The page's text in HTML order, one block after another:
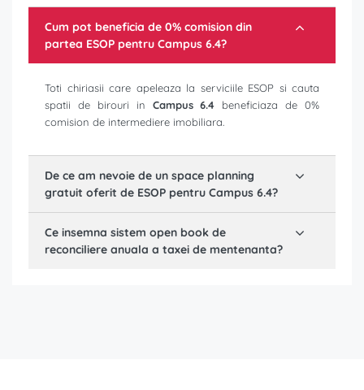
Cum pot beneficia de 0% comision din
partea ESOP pentru Campus 6.4?
Toti chiriasii care apeleaza la serviciile ESOP si cauta
spatii de birouri in Campus 6.4 beneficiaza de 0%
comision de intermediere imobiliara.
De ce am nevoie de un space planning
gratuit oferit de ESOP pentru Campus 6.4?
Ce insemna sistem open book de
reconciliere anuala a taxei de mentenanta?